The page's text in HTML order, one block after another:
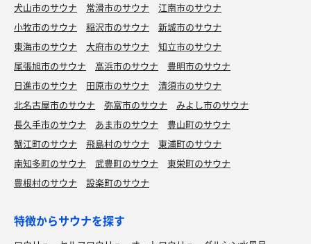
犬山市のサウナ
常滑市のサウナ
江南市のサウナ
小牧市のサウナ
稲沢市のサウナ
新城市のサウナ
東海市のサウナ
大府市のサウナ
知立市のサウナ
尾張旭市のサウナ
高浜市のサウナ
豊明市のサウナ
日進市のサウナ
田原市のサウナ
清須市のサウナ
北名古屋市のサウナ
弥富市のサウナ
みよし市のサウナ
長久手市のサウナ
あま市のサウナ
豊山町のサウナ
蟹江町のサウナ
飛島村のサウナ
東浦町のサウナ
南知多町のサウナ
武豊町のサウナ
東栄町のサウナ
豊根村のサウナ
設楽町のサウナ
特徴からサウナを探す